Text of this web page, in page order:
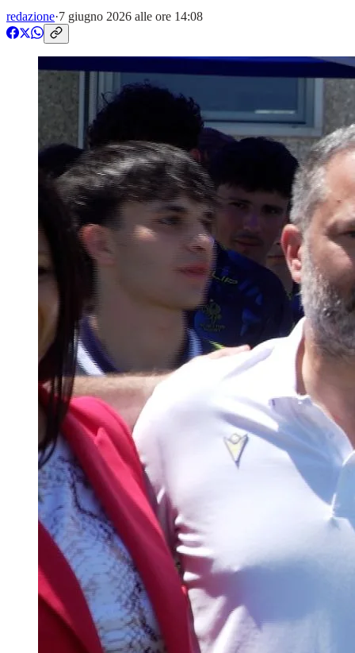
redazione·7 giugno 2026 alle ore 14:08